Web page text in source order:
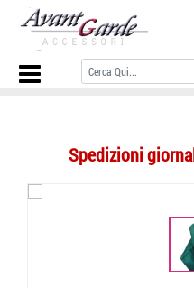
Home Page/POCHETTE UOMO
uomo pochette da tasca blu avio
Spedizioni